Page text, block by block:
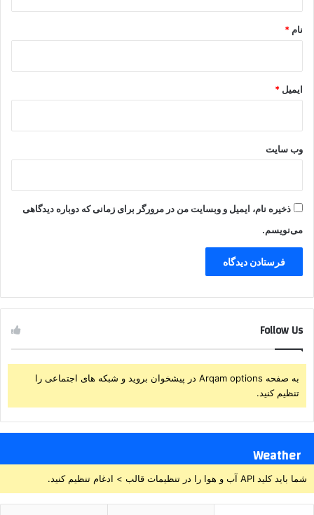
نام *
ایمیل *
وب‌ سایت
ذخیره نام، ایمیل و وبسایت من در مرورگر برای زمانی که دوباره دیدگاهی
می‌نویسم.
Follow Us
به صفحه Arqam options در پیشخوان بروید و شبکه های اجتماعی را
تنظیم کنید.
Weather
شما باید کلید API آب و هوا را در تنظیمات قالب > ادغام تنظیم کنید.